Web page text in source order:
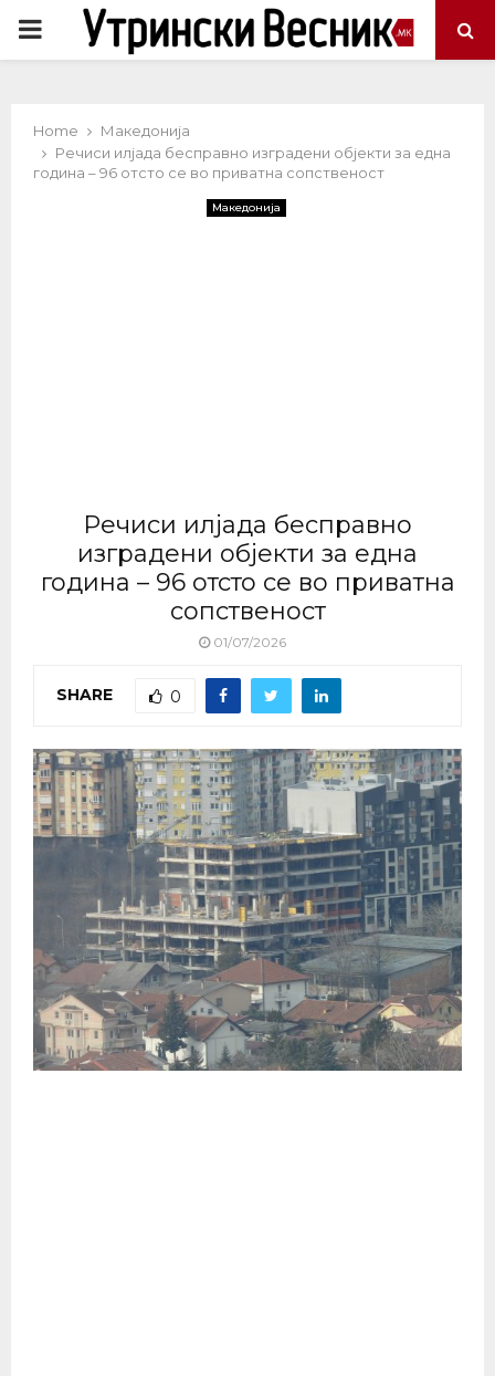
PRIMARY
Home
Македонија
Речиси илјада бесправно изградени објекти за една
година – 96 отсто се во приватна сопственост
Македонија
Речиси илјада бесправно
изградени објекти за една
година – 96 отсто се во приватна
сопственост
01/07/2026
SHARE 0